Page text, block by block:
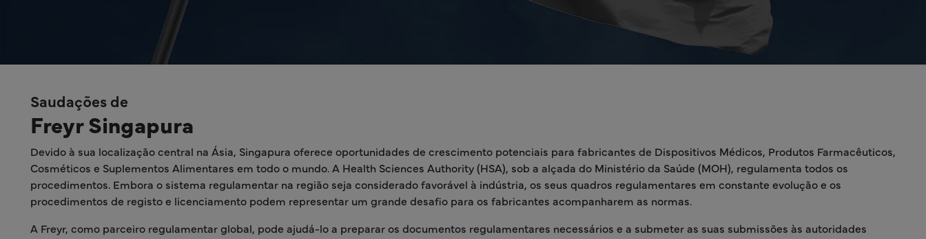
Saudações de
Freyr Singapura
Devido à sua localização central na Ásia, Singapura oferece oportunidades de crescimento potenciais para fabricantes de Dispositivos Médicos, Produtos Farmacêuticos,
Cosméticos e Suplementos Alimentares em todo o mundo. A Health Sciences Authority (HSA), sob a alçada do Ministério da Saúde (MOH), regulamenta todos os
procedimentos. Embora o sistema regulamentar na região seja considerado favorável à indústria, os seus quadros regulamentares em constante evolução e os
procedimentos de registo e licenciamento podem representar um grande desafio para os fabricantes acompanharem as normas.
A Freyr, como parceiro regulamentar global, pode ajudá-lo a preparar os documentos regulamentares necessários e a submeter as suas submissões às autoridades